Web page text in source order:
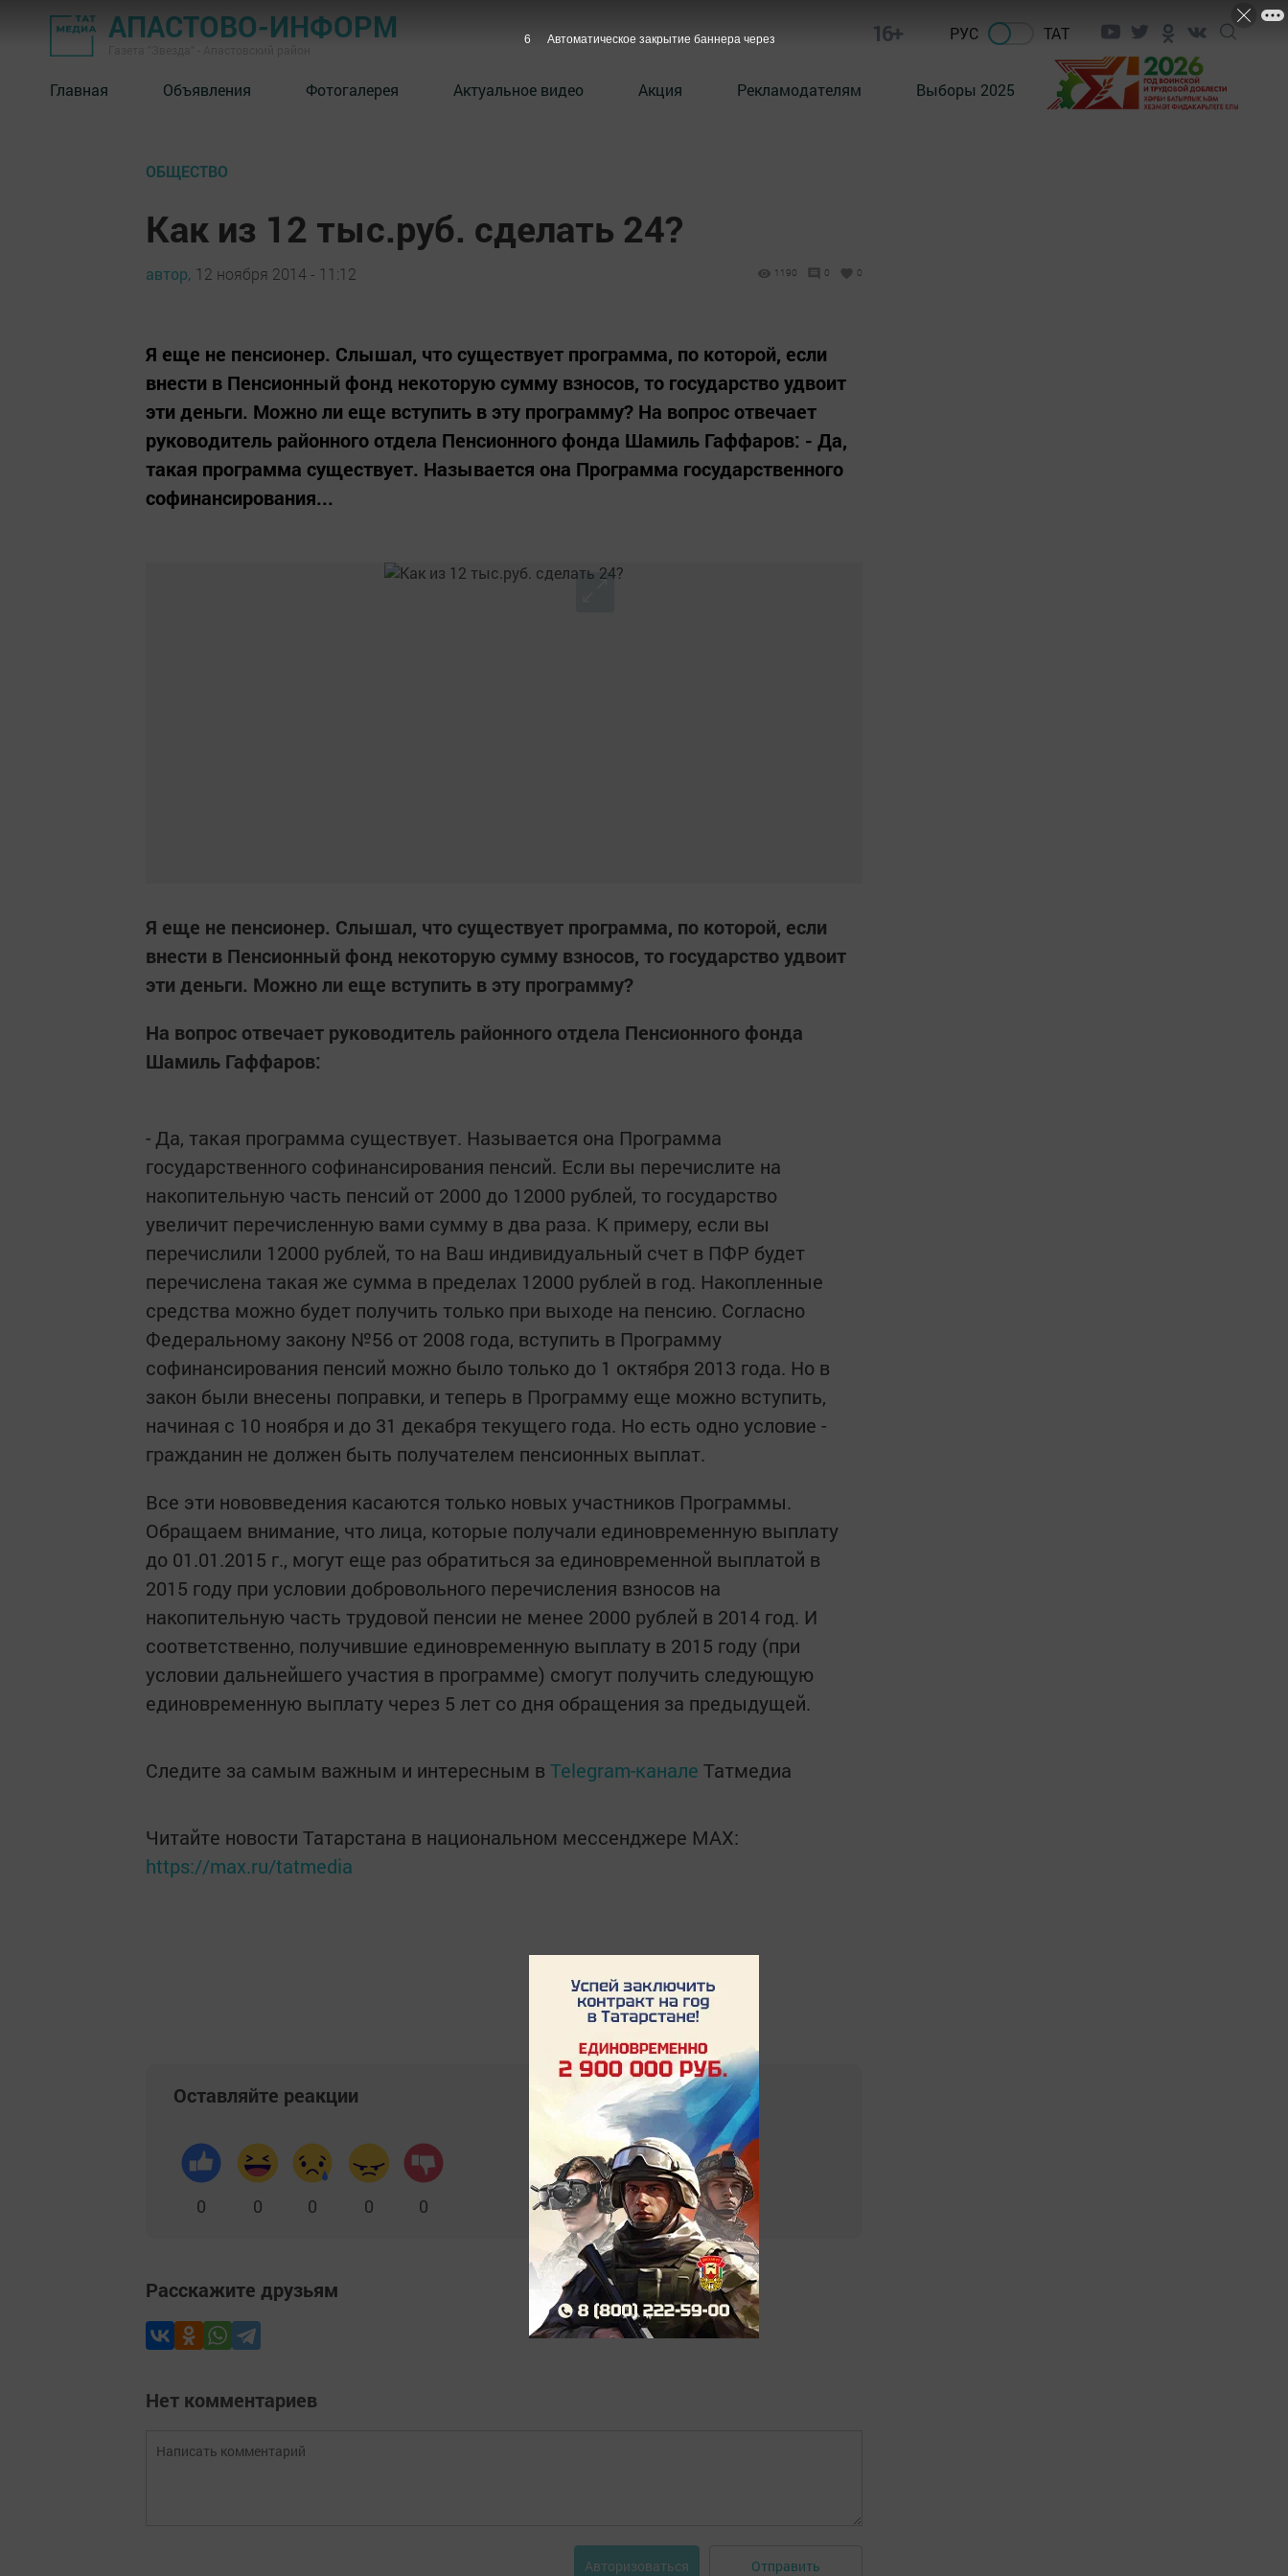
АПАСТОВО-ИНФОРМ 16+ РУС ТАТ
Главная Объявления Фотогалерея Актуальное видео Акция Рекламодателям Выборы 2025
ОБЩЕСТВО
Как из 12 тыс.руб. сделать 24?
автор, 12 ноября 2014 - 11:12 1190 0 0
Я еще не пенсионер. Слышал, что существует программа, по которой, если
внести в Пенсионный фонд некоторую сумму взносов, то государство удвоит
эти деньги. Можно ли еще вступить в эту программу? На вопрос отвечает
руководитель районного отдела Пенсионного фонда Шамиль Гаффаров: - Да,
такая программа существует. Называется она Программа государственного
софинансирования...
Я еще не пенсионер. Слышал, что существует программа, по которой, если
внести в Пенсионный фонд некоторую сумму взносов, то государство удвоит
эти деньги. Можно ли еще вступить в эту программу?
На вопрос отвечает руководитель районного отдела Пенсионного фонда
Шамиль Гаффаров:
- Да, такая программа существует. Называется она Программа
государственного софинансирования пенсий. Если вы перечислите на
накопительную часть пенсий от 2000 до 12000 рублей, то государство
увеличит перечисленную вами сумму в два раза. К примеру, если вы
перечислили 12000 рублей, то на Ваш индивидуальный счет в ПФР будет
перечислена такая же сумма в пределах 12000 рублей в год. Накопленные
средства можно будет получить только при выходе на пенсию. Согласно
Федеральному закону №56 от 2008 года, вступить в Программу
софинансирования пенсий можно было только до 1 октября 2013 года. Но в
закон были внесены поправки, и теперь в Программу еще можно вступить,
начиная с 10 ноября и до 31 декабря текущего года. Но есть одно условие -
гражданин не должен быть получателем пенсионных выплат.
Все эти нововведения касаются только новых участников Программы.
Обращаем внимание, что лица, которые получали единовременную выплату
до 01.01.2015 г., могут еще раз обратиться за единовременной выплатой в
2015 году при условии добровольного перечисления взносов на
накопительную часть трудовой пенсии не менее 2000 рублей в 2014 год. И
соответственно, получившие единовременную выплату в 2015 году (при
условии дальнейшего участия в программе) смогут получить следующую
единовременную выплату через 5 лет со дня обращения за предыдущей.
Следите за самым важным и интересным в Telegram-канале Татмедиа
Читайте новости Татарстана в национальном мессенджере MАХ:
https://max.ru/tatmedia
Оставляйте реакции
0 0 0 0 0
Расскажите друзьям
Нет комментариев
Авторизоваться Отправить
5 Автоматическое закрытие баннера через